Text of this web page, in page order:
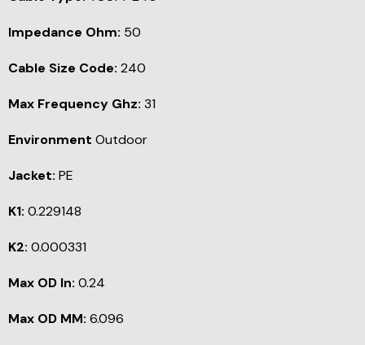
Impedance Ohm: 50
Cable Size Code: 240
Max Frequency Ghz: 31
Environment Outdoor
Jacket: PE
K1: 0.229148
K2: 0.000331
Max OD In: 0.24
Max OD MM: 6.096